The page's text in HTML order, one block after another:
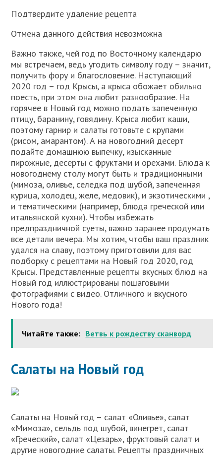
Подтвердите удаление рецепта
Отмена данного действия невозможна
Важно также, чей год по Восточному календарю
мы встречаем, ведь угодить символу году – значит,
получить фору и благословение. Наступающий
2020 год – год Крысы, а крыса обожает обильно
поесть, при этом она любит разнообразие. На
горячее в Новый год можно подать запеченную
птицу, баранину, говядину. Крыса любит каши,
поэтому гарнир и салаты готовьте с крупами
(рисом, амарантом). А на новогодний десерт
подайте домашнюю выпечку, изысканные
пирожные, десерты с фруктами и орехами. Блюда к
новогоднему столу могут быть и традиционными
(мимоза, оливье, селедка под шубой, запеченная
курица, холодец, желе, медовик), и экзотическими ,
и тематическими (например, блюда греческой или
итальянской кухни). Чтобы избежать
предпраздничной суеты, важно заранее продумать
все детали вечера. Мы хотим, чтобы ваш праздник
удался на славу, поэтому приготовили для вас
подборку с рецептами на Новый год 2020, год
Крысы. Представленные рецепты вкусных блюд на
Новый год иллюстрированы пошаговыми
фотографиями с видео. Отличного и вкусного
Нового года!
Читайте также: Ветвь к рождеству сканворд
Салаты на Новый год
Салаты на Новый год – салат «Оливье», салат
«Мимоза», сельдь под шубой, винегрет, салат
«Греческий», салат «Цезарь», фруктовый салат и
другие новогодние салаты. Рецепты праздничных